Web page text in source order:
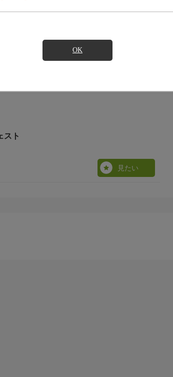
OK
となります。
スト
見たい